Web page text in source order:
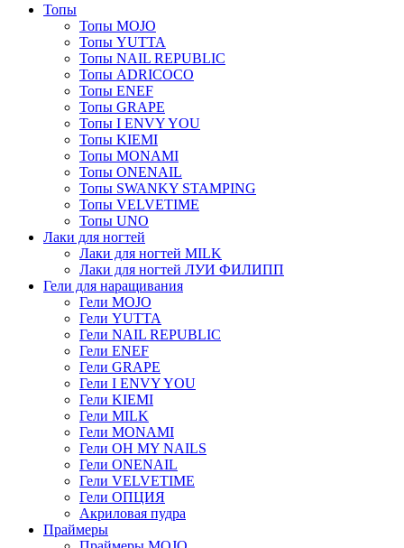
Топы
Топы MOJO
Топы YUTTA
Топы NAIL REPUBLIC
Топы ADRICOCO
Топы ENEF
Топы GRAPE
Топы I ENVY YOU
Топы KIEMI
Топы MONAMI
Топы ONENAIL
Топы SWANKY STAMPING
Топы VELVETIME
Топы UNO
Лаки для ногтей
Лаки для ногтей MILK
Лаки для ногтей ЛУИ ФИЛИПП
Гели для наращивания
Гели MOJO
Гели YUTTA
Гели NAIL REPUBLIC
Гели ENEF
Гели GRAPE
Гели I ENVY YOU
Гели KIEMI
Гели MILK
Гели MONAMI
Гели OH MY NAILS
Гели ONENAIL
Гели VELVETIME
Гели ОПЦИЯ
Акриловая пудра
Праймеры